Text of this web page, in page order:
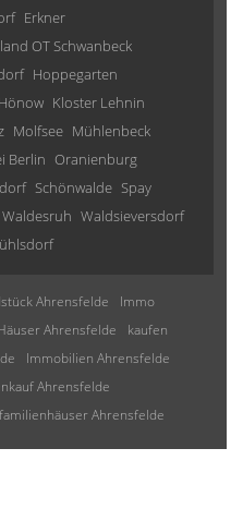
Erkner
OT Schwanbeck
Hoppegarten
Hönow Kloster Lehnin
Molfsee Mühlenbeck
Berlin Oranienburg
Schönwalde Spay
Waldesruh Waldsieversdorf
Ahrensfelde
Immo
Ahrensfelde
kaufen
Immobilien Ahrensfelde
Ahrensfelde
Ahrensfelde